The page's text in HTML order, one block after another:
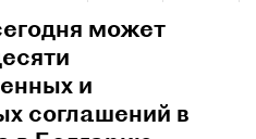
может
и
соглашений в